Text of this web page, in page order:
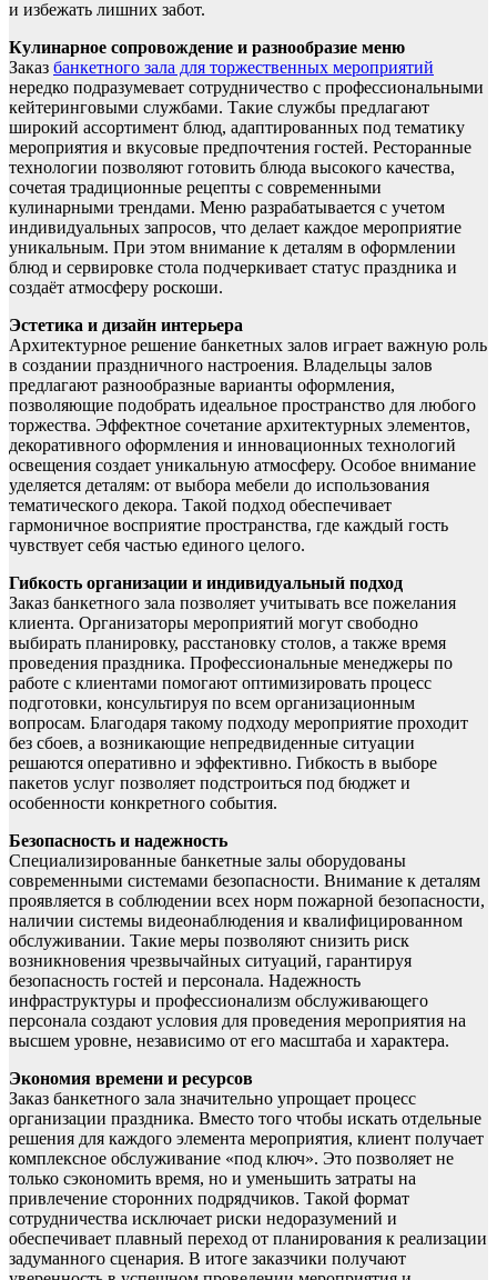
и избежать лишних забот.
Кулинарное сопровождение и разнообразие меню
Заказ банкетного зала для торжественных мероприятий
нередко подразумевает сотрудничество с профессиональными
кейтеринговыми службами. Такие службы предлагают
широкий ассортимент блюд, адаптированных под тематику
мероприятия и вкусовые предпочтения гостей. Ресторанные
технологии позволяют готовить блюда высокого качества,
сочетая традиционные рецепты с современными
кулинарными трендами. Меню разрабатывается с учетом
индивидуальных запросов, что делает каждое мероприятие
уникальным. При этом внимание к деталям в оформлении
блюд и сервировке стола подчеркивает статус праздника и
создаёт атмосферу роскоши.
Эстетика и дизайн интерьера
Архитектурное решение банкетных залов играет важную роль
в создании праздничного настроения. Владельцы залов
предлагают разнообразные варианты оформления,
позволяющие подобрать идеальное пространство для любого
торжества. Эффектное сочетание архитектурных элементов,
декоративного оформления и инновационных технологий
освещения создает уникальную атмосферу. Особое внимание
уделяется деталям: от выбора мебели до использования
тематического декора. Такой подход обеспечивает
гармоничное восприятие пространства, где каждый гость
чувствует себя частью единого целого.
Гибкость организации и индивидуальный подход
Заказ банкетного зала позволяет учитывать все пожелания
клиента. Организаторы мероприятий могут свободно
выбирать планировку, расстановку столов, а также время
проведения праздника. Профессиональные менеджеры по
работе с клиентами помогают оптимизировать процесс
подготовки, консультируя по всем организационным
вопросам. Благодаря такому подходу мероприятие проходит
без сбоев, а возникающие непредвиденные ситуации
решаются оперативно и эффективно. Гибкость в выборе
пакетов услуг позволяет подстроиться под бюджет и
особенности конкретного события.
Безопасность и надежность
Специализированные банкетные залы оборудованы
современными системами безопасности. Внимание к деталям
проявляется в соблюдении всех норм пожарной безопасности,
наличии системы видеонаблюдения и квалифицированном
обслуживании. Такие меры позволяют снизить риск
возникновения чрезвычайных ситуаций, гарантируя
безопасность гостей и персонала. Надежность
инфраструктуры и профессионализм обслуживающего
персонала создают условия для проведения мероприятия на
высшем уровне, независимо от его масштаба и характера.
Экономия времени и ресурсов
Заказ банкетного зала значительно упрощает процесс
организации праздника. Вместо того чтобы искать отдельные
решения для каждого элемента мероприятия, клиент получает
комплексное обслуживание «под ключ». Это позволяет не
только сэкономить время, но и уменьшить затраты на
привлечение сторонних подрядчиков. Такой формат
сотрудничества исключает риски недоразумений и
обеспечивает плавный переход от планирования к реализации
задуманного сценария. В итоге заказчики получают